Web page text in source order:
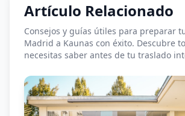
Budapest
Copenhague
Dublín
Helsinki
Lisboa
Artículo Relacionado
Consejos y guías útiles para preparar
Madrid a Kaunas con éxito. Descubre
necesitas saber antes de tu traslado